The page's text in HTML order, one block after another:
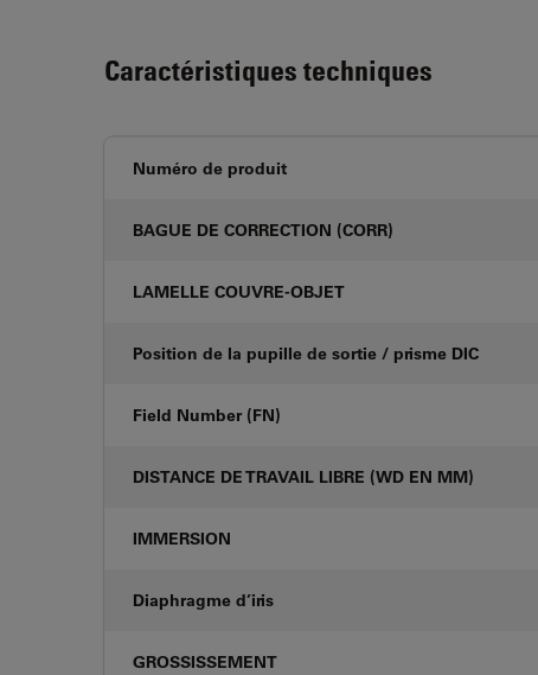
Caractéristiques techniques
Numéro de produit
BAGUE DE CORRECTION (CORR)
LAMELLE COUVRE-OBJET
Position de la pupille de sortie / prisme DIC
Field Number (FN)
DISTANCE DE TRAVAIL LIBRE (WD EN MM)
IMMERSION
Diaphragme d’iris
GROSSISSEMENT